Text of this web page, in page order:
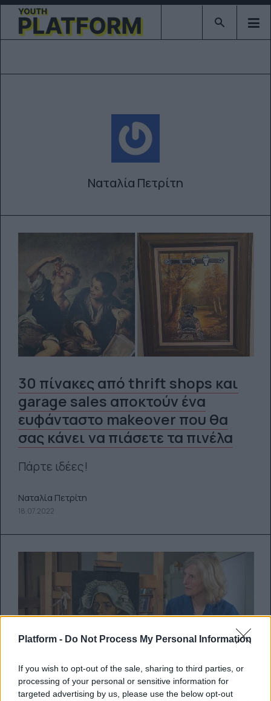
Platform - Do Not Process My Personal Information
If you wish to opt-out of the sale, sharing to third parties, or
processing of your personal or sensitive information for
targeted advertising by us, please use the below opt-out
Type 2 or
Ναταλία Πετρίτη
30 πίνακες από thrift shops και
garage sales αποκτούν ένα
ευφάνταστο makeover που θα
σας κάνει να πιάσετε τα πινέλα
Πάρτε ιδέες!
Ναταλία Πετρίτη
18.07.2022